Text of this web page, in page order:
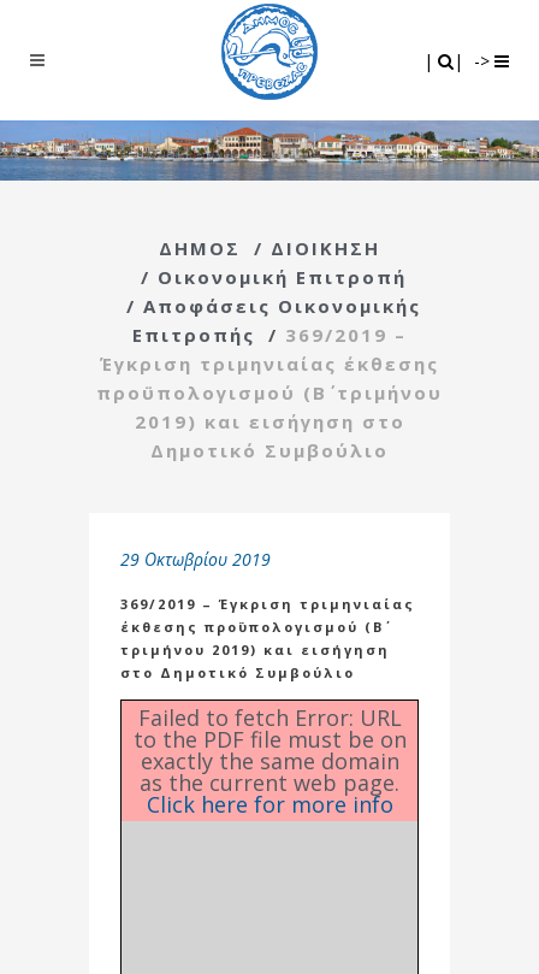
| | ->
ΔΗΜΟΣ / ΔΙΟΙΚΗΣΗ
/ Οικονομική Επιτροπή
/ Αποφάσεις Οικονομικής
Επιτροπής
/ 369/2019 –
Έγκριση τριμηνιαίας έκθεσης
προϋπολογισμού (Β΄ τριμήνου
2019) και εισήγηση στο
Δημοτικό Συμβούλιο
29 Οκτωβρίου 2019
369/2019 – Έγκριση τριμηνιαίας
έκθεσης προϋπολογισμού (Β΄
τριμήνου 2019) και εισήγηση
στο Δημοτικό Συμβούλιο
Failed to fetch Error: URL
to the PDF file must be on
exactly the same domain
as the current web page.
Click here for more info